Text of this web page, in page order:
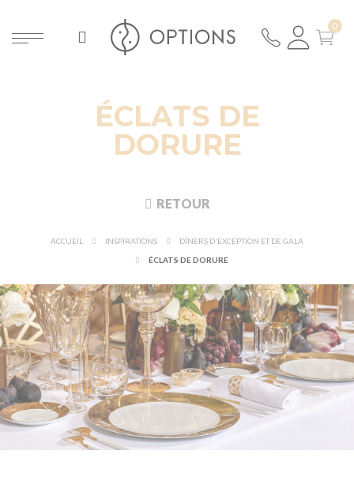
ÉCLATS DE
DORURE
RETOUR
ACCUEIL INSPIRATIONS
DÎNERS D'EXCEPTION ET DE GALA
ÉCLATS DE DORURE